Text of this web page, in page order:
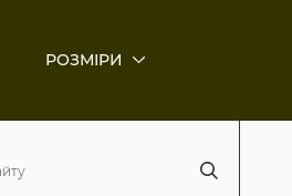
РОЗМІРИ